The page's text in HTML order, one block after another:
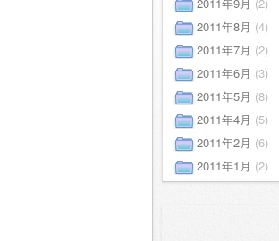
2011年8月 (4)
2011年7月 (2)
2011年6月 (3)
2011年5月 (8)
2011年4月 (5)
2011年2月 (6)
2011年1月 (2)